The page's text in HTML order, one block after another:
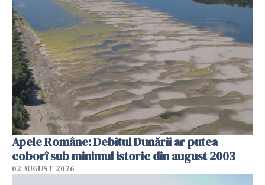
Apele Române: Debitul Dunării ar putea
coborî sub minimul istoric din august 2003
02 AUGUST 2026